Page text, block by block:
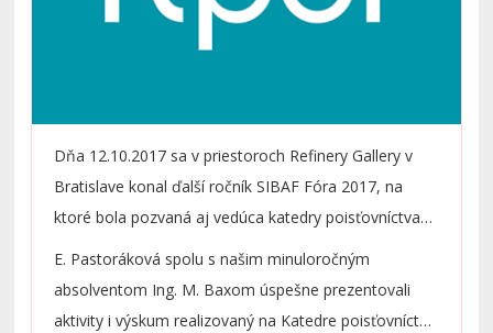
Dňa 12.10.2017 sa v priestoroch Refinery Gallery v
Bratislave konal ďalší ročník SIBAF Fóra 2017, na
ktoré bola pozvaná aj vedúca katedry poisťovníctva
prof. Ing. E. Pastoráková, PhD., aby vystúpila v rámci
diskusného bloku na tému Výučba poisťovníctva na
vysokých školách.
E. Pastoráková spolu s našim minuloročným
absolventom Ing. M. Baxom úspešne prezentovali
aktivity i výskum realizovaný na Katedre poisťovníctva